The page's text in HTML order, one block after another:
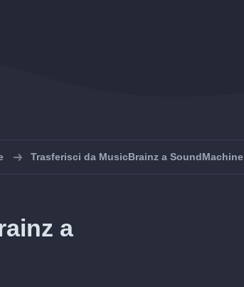
Trasferisci da MusicBrainz a SoundMachine
a